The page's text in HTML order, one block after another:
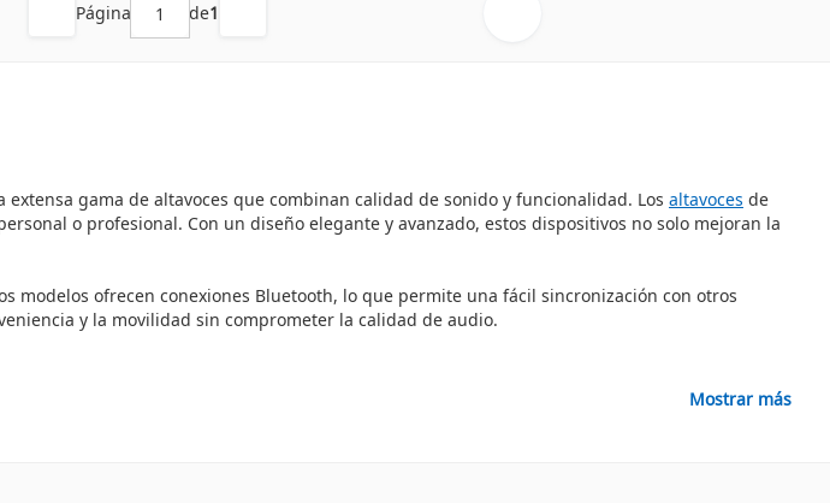
Página de1
gama de altavoces que combinan calidad de sonido y funcionalidad. Los altavoces de
o profesional. Con un diseño elegante y avanzado, estos dispositivos no solo mejoran la
modelos ofrecen conexiones Bluetooth, lo que permite una fácil sincronización con otros
y la movilidad sin comprometer la calidad de audio.
Mostrar más